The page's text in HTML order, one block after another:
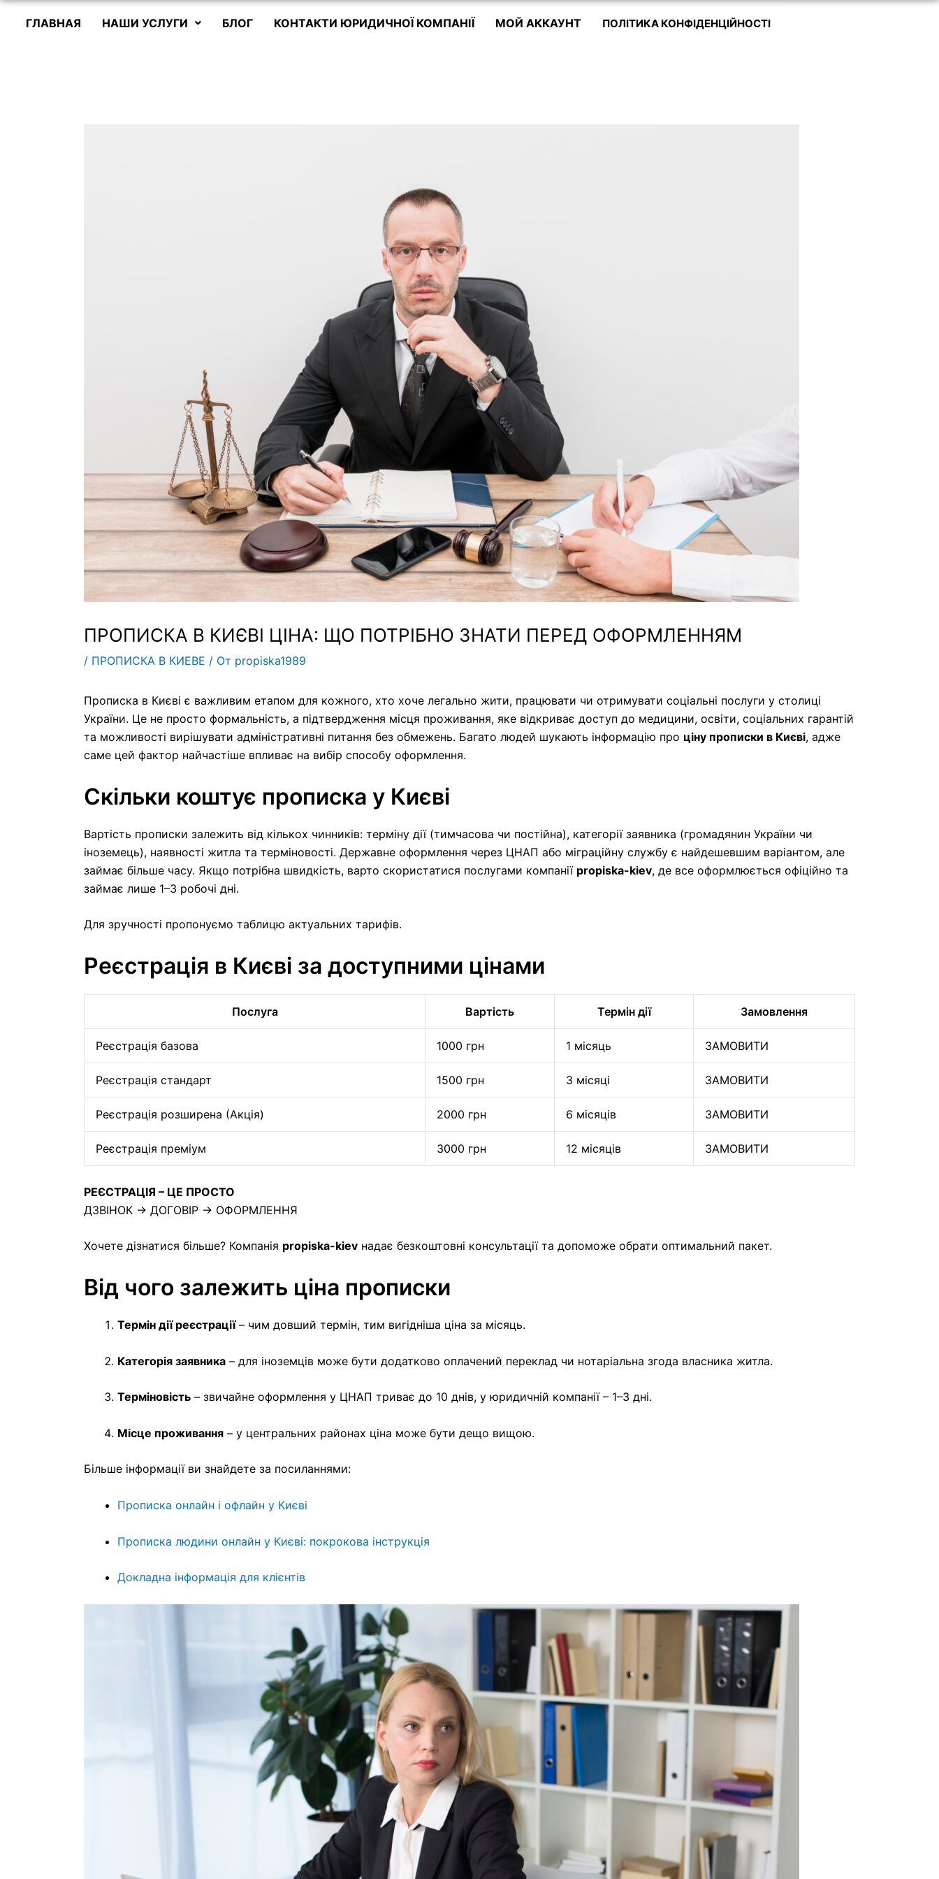
ГЛАВНАЯ НАШИ УСЛУГИ БЛОГ КОНТАКТИ ЮРИДИЧНОЇ КОМПАНІЇ МОЙ АККАУНТ ПОЛІТИКА КОНФІДЕНЦІЙНОСТІ
ПРОПИСКА В КИЄВІ ЦІНА: ЩО ПОТРІБНО ЗНАТИ ПЕРЕД ОФОРМЛЕННЯМ
/ ПРОПИСКА В КИЕВЕ / От propiska1989
Прописка в Києві є важливим етапом для кожного, хто хоче легально жити, працювати чи отримувати соціальні послуги у столиці
України. Це не просто формальність, а підтвердження місця проживання, яке відкриває доступ до медицини, освіти, соціальних гарантій
та можливості вирішувати адміністративні питання без обмежень. Багато людей шукають інформацію про ціну прописки в Києві, адже
саме цей фактор найчастіше впливає на вибір способу оформлення.
Скільки коштує прописка у Києві
Вартість прописки залежить від кількох чинників: терміну дії (тимчасова чи постійна), категорії заявника (громадянин України чи
іноземець), наявності житла та терміновості. Державне оформлення через ЦНАП або міграційну службу є найдешевшим варіантом, але
займає більше часу. Якщо потрібна швидкість, варто скористатися послугами компанії propiska-kiev, де все оформлюється офіційно та
займає лише 1–3 робочі дні.
Для зручності пропонуємо таблицю актуальних тарифів.
Реєстрація в Києві за доступними цінами
Послуга Вартість Термін дії Замовлення
Реєстрація базова 1000 грн 1 місяць ЗАМОВИТИ
Реєстрація стандарт 1500 грн 3 місяці ЗАМОВИТИ
Реєстрація розширена (Акція) 2000 грн 6 місяців ЗАМОВИТИ
Реєстрація преміум 3000 грн 12 місяців ЗАМОВИТИ
РЕЄСТРАЦІЯ – ЦЕ ПРОСТО
ДЗВІНОК → ДОГОВІР → ОФОРМЛЕННЯ
Хочете дізнатися більше? Компанія propiska-kiev надає безкоштовні консультації та допоможе обрати оптимальний пакет.
Від чого залежить ціна прописки
Термін дії реєстрації– чим довший термін, тим вигідніша ціна за місяць.
Категорія заявника – для іноземців може бути додатково оплачений переклад чи нотаріальна згода власника житла.
Терміновість – звичайне оформлення у ЦНАП триває до 10 днів, у юридичній компанії – 1–3 дні.
Місце проживання – у центральних районах ціна може бути дещо вищою.
Більше інформації ви знайдете за посиланнями:
Прописка онлайн і офлайн у Києві
Прописка людини онлайн у Києві: покрокова інструкція
Докладна інформація для клієнтів